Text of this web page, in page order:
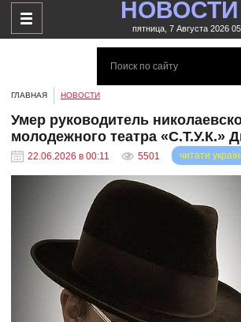
НОВОСТИ
пятница, 7 Августа 2026
ГЛАВНАЯ НОВОСТИ
Умер руководитель
молодежного театра «С.Т.У.К.»
22.06.2026 в 00:11 5501 читати